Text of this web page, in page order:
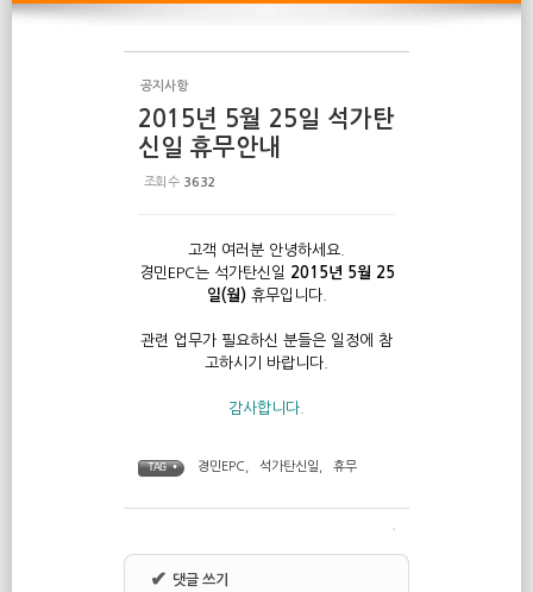
공지사항
2015년 5월 25일 석가탄
신일 휴무안내
조회 수 3632
고객 여러분 안녕하세요
경민EPC는 석가탄신일 2015년 5월 25
일(월) 휴무입니다.
관련 업무가 필요하신 분들은 일정에 참
고하시기 바랍니다.
감사합니다
TAG • 경민EPC 석가탄신일 휴무
✔ 댓글 쓰기